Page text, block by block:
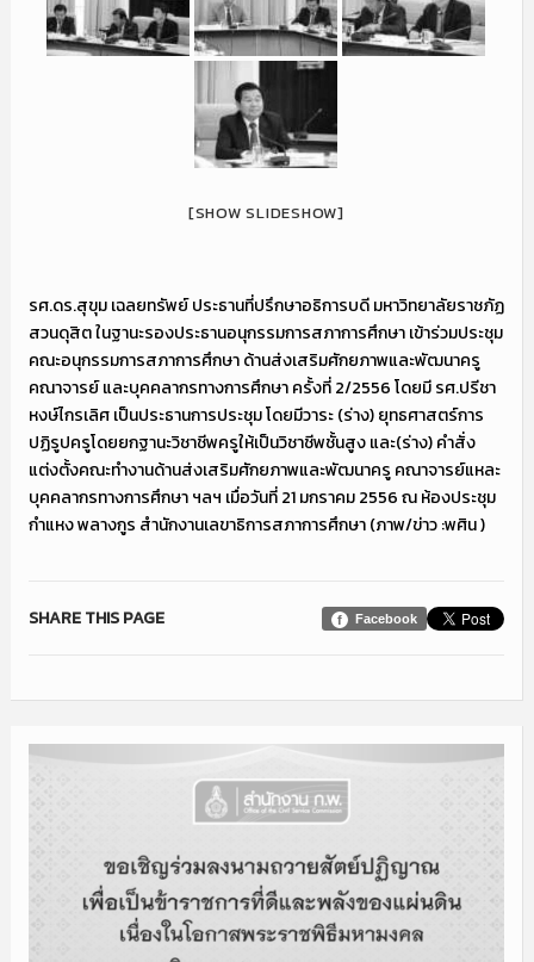
[SHOW SLIDESHOW]
รศ.ดร.สุขุม เฉลยทรัพย์ ประธานที่ปรึกษาอธิการบดี มหาวิทยาลัยราชภัฏ
สวนดุสิต ในฐานะรองประธานอนุกรรมการสภาการศึกษา เข้าร่วมประชุม
คณะอนุกรรมการสภาการศึกษา ด้านส่งเสริมศักยภาพและพัฒนาครู
คณาจารย์ และบุคคลากรทางการศึกษา ครั้งที่ 2/2556 โดยมี รศ.ปรีชา
หงษ์ไกรเลิศ เป็นประธานการประชุม โดยมีวาระ (ร่าง) ยุทธศาสตร์การ
ปฏิรูปครูโดยยกฐานะวิชาชีพครูให้เป็นวิชาชีพชั้นสูง และ(ร่าง) คำสั่ง
แต่งตั้งคณะทำงานด้านส่งเสริมศักยภาพและพัฒนาครู คณาจารย์แหละ
บุคคลากรทางการศึกษา ฯลฯ เมื่อวันที่ 21 มกราคม 2556 ณ ห้องประชุม
กำแหง พลางกูร สำนักงานเลขาธิการสภาการศึกษา (ภาพ/ข่าว :พศิน )
Facebook
SHARE THIS PAGE